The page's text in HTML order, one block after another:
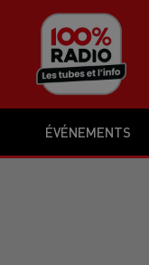
ÉVÉNEMENTS